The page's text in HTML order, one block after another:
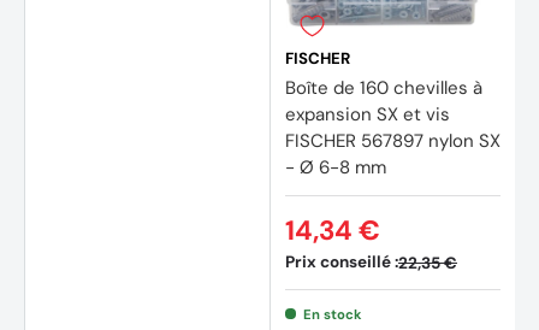
FISCHER
Boîte de 160 chevilles à
expansion SX et vis
FISCHER 567897 nylon SX
- Ø 6-8 mm
Prix conseillé :22,35 €
14,34 €
En stock